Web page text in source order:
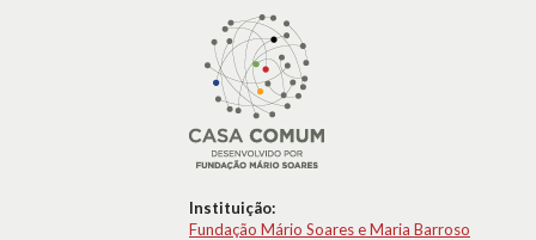
Instituição:
Fundação Mário Soares e Maria Barroso